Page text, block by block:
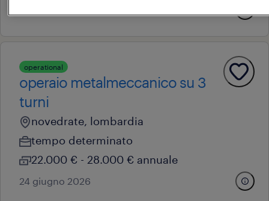
operational
operaio metalmeccanico su 3
turni
novedrate, lombardia
tempo determinato
22.000 € - 28.000 € annuale
24 giugno 2026